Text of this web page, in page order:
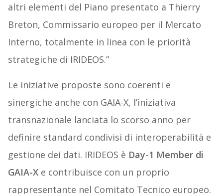
altri elementi del Piano presentato a Thierry
Breton, Commissario europeo per il Mercato
Interno, totalmente in linea con le priorità
strategiche di IRIDEOS.”
Le iniziative proposte sono coerenti e
sinergiche anche con GAIA-X, l’iniziativa
transnazionale lanciata lo scorso anno per
definire standard condivisi di interoperabilità e
gestione dei dati. IRIDEOS è Day-1 Member di
GAIA-Xe contribuisce con un proprio
rappresentante nel Comitato Tecnico europeo.